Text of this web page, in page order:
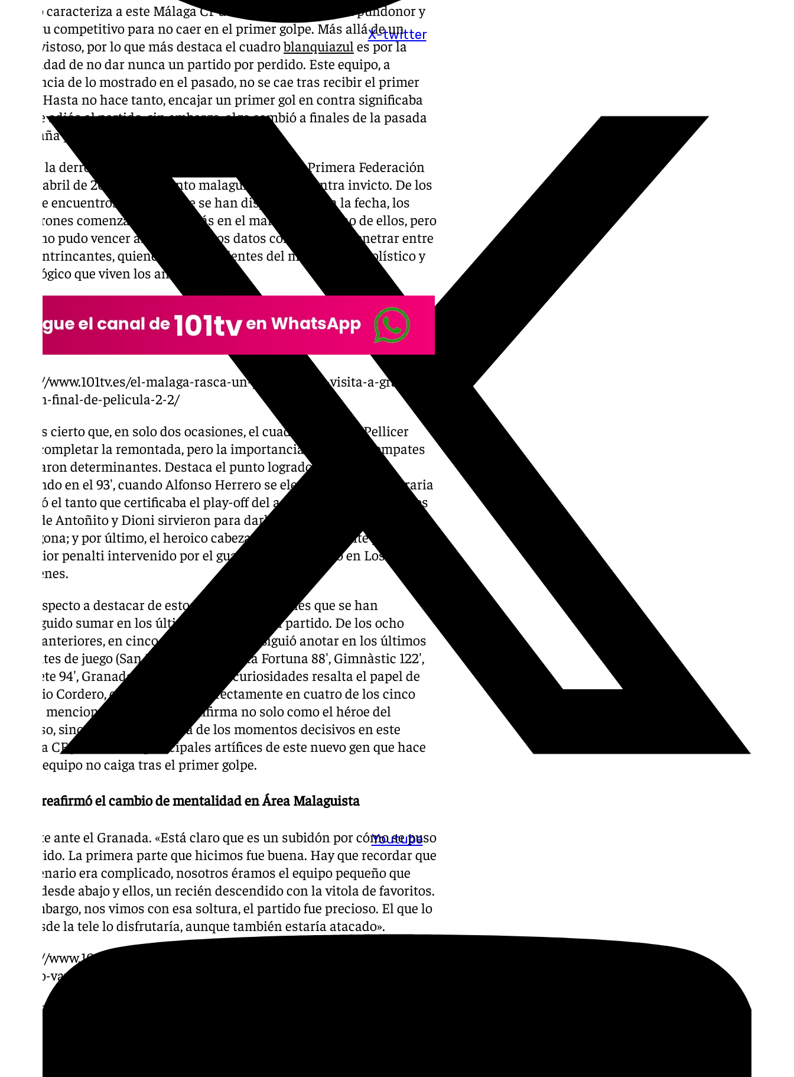
X-twitter
Youtube
Si algo caracteriza a este Málaga CF de Sergio Pellicer es su pundonor y
espíritu competitivo para no caer en el primer golpe. Más allá de un
juego vistoso, por lo que más destaca el cuadroblanquiazul es por la
capacidad de no dar nunca un partido por perdido. Este equipo, a
diferencia de lo mostrado en el pasado, no se cae tras recibir el primer
golpe. Hasta no hace tanto, encajar un primer gol en contra significaba
decirle adiós al partido, sin embargo, algo cambió a finales de la pasada
campaña y que aún perdura en la presente.
Desde la derrota en el Arcángel ante el Córdoba en Primera Federación
(28 de abril de 2024), el conjunto malaguista se encuentra invicto. De los
catorce encuentros oficiales que se han disputado hasta la fecha, los
boquerones comenzaron por detrás en el marcador en ocho de ellos, pero
ninguno pudo vencer al Málaga. Estos datos comienzan a penetrar entre
sus contrincantes, quienes son conscientes del momento futbolístico y
psicológico que viven los andaluces.
https://www.101tv.es/el-malaga-rasca-un-punto-de-su-visita-a-granada-
con-un-final-de-pelicula-2-2/
Bien es cierto que, en solo dos ocasiones, el cuadro de Sergio Pellicer
logró completar la remontada, pero la importancia de algunos empates
resultaron determinantes. Destaca el punto logrado ante el San
Fernando en el 93′, cuando Alfonso Herrero se elevó sobre área contraria
y anotó el tanto que certificaba el play-off del ascenso. Por supuesto, los
goles de Antoñito y Dioni sirvieron para darle un ascenso histórico en
Tarragona; y por último, el heroico cabezazo de Nelson Monte y el
posterior penalti intervenido por el guardameta toledano en Los
Cármenes.
Otro aspecto a destacar de estos datos son los goles que se han
conseguido sumar en los últimos instantes del partido. De los ocho
casos anteriores, en cinco ocasiones se consiguió anotar en los últimos
instantes de juego (San Fernando 93′, Celta Fortuna 88′, Gimnàstic 122′,
Albacete 94′, Granada 93′). Entre estas curiosidades resalta el papel de
Antonio Cordero, quien participó directamente en cuatro de los cinco
tantos mencionados, lo que le confirma no solo como el héroe del
ascenso, sino como el futbolista de los momentos decisivos en este
Málaga CF y uno de los principales artífices de este nuevo gen que hace
que el equipo no caiga tras el primer golpe.
Dioni reafirmó el cambio de mentalidad en Área Malaguista
Empate ante el Granada. «Está claro que es un subidón por cómo se puso
el partido. La primera parte que hicimos fue buena. Hay que recordar que
el escenario era complicado, nosotros éramos el equipo pequeño que
venía desde abajo y ellos, un recién descendido con la vitola de favoritos.
Sin embargo, nos vimos con esa soltura, el partido fue precioso. El que lo
vio desde la tele lo disfrutaría, aunque también estaría atacado».
https://www.101tv.es/dioni-y-el-cambio-de-mentalidad-da-igual-de-
cuanto-vayamos-perdiendo-siempre-creemos/
Remontada en Tarragona. «Yo, sinceramente, creo que todos pensamos